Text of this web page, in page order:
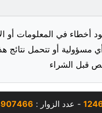
أخطاء في المعلومات أو
مسؤولية أو تتحمل نتائج
- عدد الزوار :